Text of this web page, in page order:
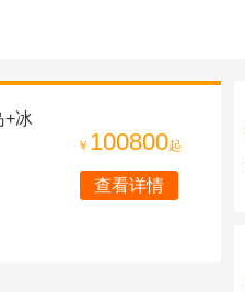
+冰
￥ 100800起
查看详情